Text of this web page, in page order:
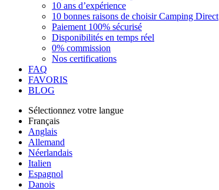
10 ans d’expérience
10 bonnes raisons de choisir Camping Direct
Paiement 100% sécurisé
Disponibilités en temps réel
0% commission
Nos certifications
FAQ
FAVORIS
BLOG
Sélectionnez votre langue
Français
Anglais
Allemand
Néerlandais
Italien
Espagnol
Danois